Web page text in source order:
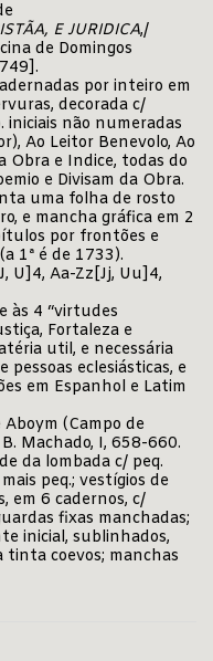
E JURIDICA,/
de Domingos
por inteiro em
decorada c/
iniciais não numeradas
Ao Leitor Benevolo, Ao
Obra e Indice, todas do
e Divisam da Obra.
uma folha de rosto
e mancha gráfica em 2
por frontões e
1ª é de 1733).
U]4, Aa-Zz[Jj, Uu]4,
às 4 “virtudes
Fortaleza e
util, e necessária
pessoas eclesiásticas, e
em Espanhol e Latim
(Campo de
Machado, I, 658-660.
da lombada c/ peq.
peq.; vestígios de
em 6 cadernos, c/
fixas manchadas;
inicial, sublinhados,
tinta coevos; manchas